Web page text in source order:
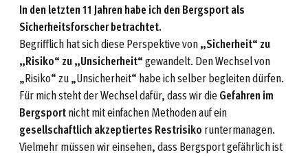
In den letzten 11 Jahren habe ich den Bergsport als
Sicherheitsforscher betrachtet.
Begrifflich hat sich diese Perspektive von„Sicherheit“ zu
„Risiko“ zu „Unsicherheit“gewandelt. Den Wechsel von
„Risiko“ zu „Unsicherheit“ habe ich selber begleiten dürfen.
Für mich steht der Wechsel dafür, dass wir dieGefahren im
Bergsportnicht mit einfachen Methoden auf ein
gesellschaftlich akzeptiertes Restrisiko runtermanagen.
Vielmehr müssen wir einsehen, dass Bergsport gefährlich ist